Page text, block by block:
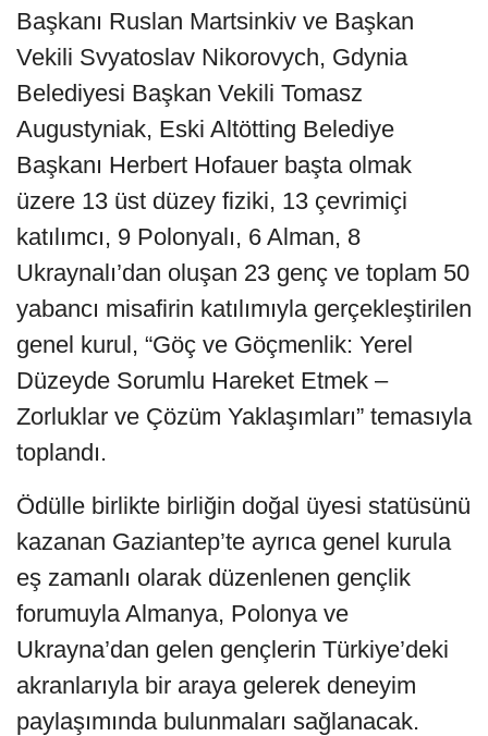
Başkanı Ruslan Martsinkiv ve Başkan
Vekili Svyatoslav Nikorovych, Gdynia
Belediyesi Başkan Vekili Tomasz
Augustyniak, Eski Altötting Belediye
Başkanı Herbert Hofauer başta olmak
üzere 13 üst düzey fiziki, 13 çevrimiçi
katılımcı, 9 Polonyalı, 6 Alman, 8
Ukraynalı’dan oluşan 23 genç ve toplam 50
yabancı misafirin katılımıyla gerçekleştirilen
genel kurul, “Göç ve Göçmenlik: Yerel
Düzeyde Sorumlu Hareket Etmek –
Zorluklar ve Çözüm Yaklaşımları” temasıyla
toplandı.
Ödülle birlikte birliğin doğal üyesi statüsünü
kazanan Gaziantep’te ayrıca genel kurula
eş zamanlı olarak düzenlenen gençlik
forumuyla Almanya, Polonya ve
Ukrayna’dan gelen gençlerin Türkiye’deki
akranlarıyla bir araya gelerek deneyim
paylaşımında bulunmaları sağlanacak.